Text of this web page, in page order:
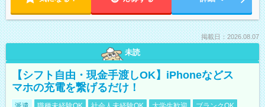
掲載日：2026.08.07
未読
【シフト自由・現金手渡しOK】iPhoneなどス
マホの充電を繋げるだけ！